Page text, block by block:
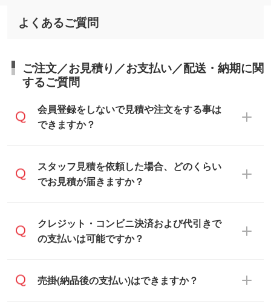
よくあるご質問
ご注文／お見積り／お支払い／配送・納期に関
するご質問
会員登録をしないで見積や注文をする事は
できますか？
可能です。見積・注文フォームにて『ゲス
トのまま進む』ボタンからお進みのうえ、
スタッフ見積を依頼した場合、どのくらい
でお見積が届きますか？
通常、翌営業日までにお送りしておりま
す。混雑状況によっては、お時間をいただ
翌営業日以降のご連絡となります。
クレジット・コンビニ決済および代引きで
の支払いは可能ですか？
銀行振込のみのご対応となります。
売掛(納品後の支払い)はできますか？